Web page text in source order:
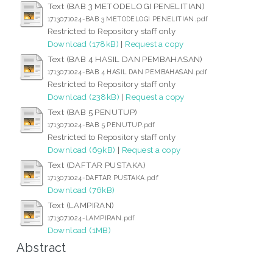
Text (BAB 3 METODELOGI PENELITIAN)
1713071024-BAB 3 METODELOGI PENELITIAN.pdf
Restricted to Repository staff only
Download (178kB) | Request a copy
Text (BAB 4 HASIL DAN PEMBAHASAN)
1713071024-BAB 4 HASIL DAN PEMBAHASAN.pdf
Restricted to Repository staff only
Download (238kB) | Request a copy
Text (BAB 5 PENUTUP)
1713071024-BAB 5 PENUTUP.pdf
Restricted to Repository staff only
Download (69kB) | Request a copy
Text (DAFTAR PUSTAKA)
1713071024-DAFTAR PUSTAKA.pdf
Download (76kB)
Text (LAMPIRAN)
1713071024-LAMPIRAN.pdf
Download (1MB)
Abstract